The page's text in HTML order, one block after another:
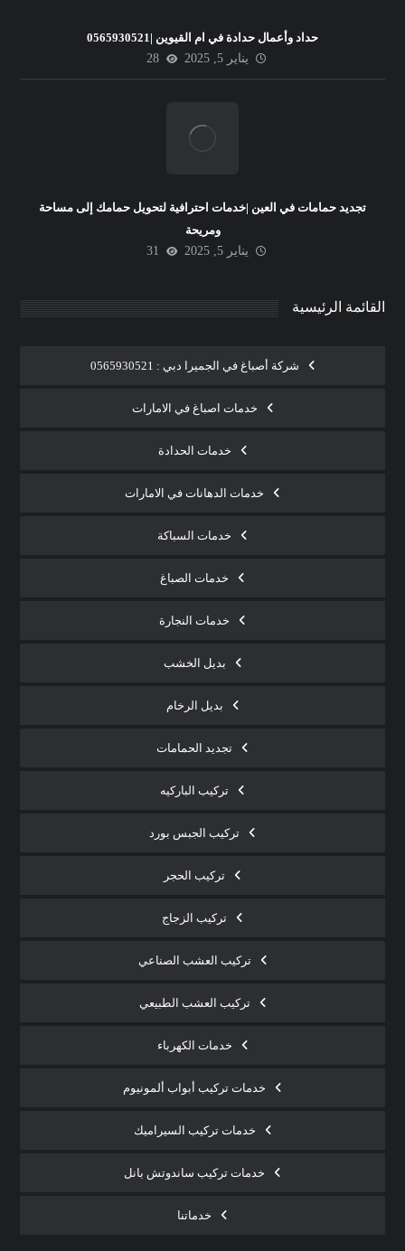
حداد وأعمال حدادة في ام القيوين |0565930521
يناير 5, 2025
28
تجديد حمامات في العين |خدمات احترافية لتحويل حمامك إلى مساحة
ومريحة
يناير 5, 2025
31
القائمة الرئيسية
شركة أصباغ في الجميرا دبي : 0565930521
خدمات اصباغ في الامارات
خدمات الحدادة
خدمات الدهانات في الامارات
خدمات السباكة
خدمات الصباغ
خدمات النجارة
بديل الخشب
بديل الرخام
تجديد الحمامات
تركيب الباركيه
تركيب الجبس بورد
تركيب الحجر
تركيب الزجاج
تركيب العشب الصناعي
تركيب العشب الطبيعي
خدمات الكهرباء
خدمات تركيب أبواب ألمونيوم
خدمات تركيب السيراميك
خدمات تركيب ساندوتش بانل
خدماتنا